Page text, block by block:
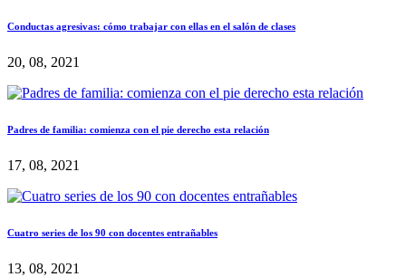
Conductas agresivas: cómo trabajar con ellas en el salón de clases
20, 08, 2021
Padres de familia: comienza con el pie derecho esta relación
17, 08, 2021
Cuatro series de los 90 con docentes entrañables
13, 08, 2021